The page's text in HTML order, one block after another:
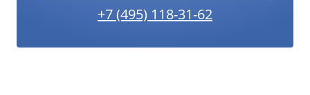
+7 (495) 118-31-62